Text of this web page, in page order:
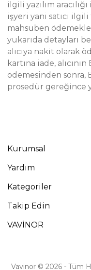
ilgili yazılım
işyeri yani satıcı
mahsuben
yukarıda detayları
alıcıya nakit olarak
kartına iade,
ödemesinden sonra,
prosedür gereğince
Kurumsal
Yardım
Kategoriler
Takip Edin
VAVİNOR
Vavinor © 2026 - Tüm